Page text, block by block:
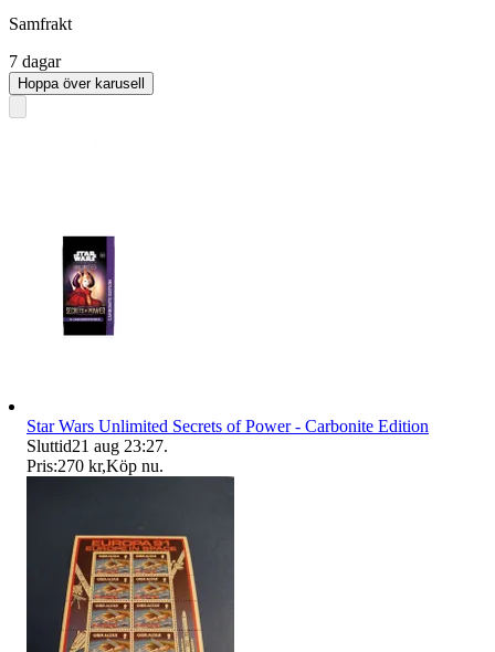
Samfrakt
7 dagar
Hoppa över karusell
Star Wars Unlimited Secrets of Power - Carbonite Edition
Sluttid21 aug 23:27.
Pris:270 kr,Köp nu.